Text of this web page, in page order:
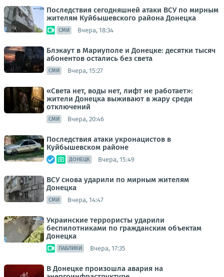
Последствия сегодняшней атаки ВСУ по мирным
жителям Куйбышевского района Донецка
СМИ Вчера, 18:34
Блэкаут в Мариуполе и Донецке: десятки тысяч
абонентов остались без света
СМИ Вчера, 15:27
«Света нет, воды нет, лифт не работает»:
жители Донецка выживают в жару среди
отключений
СМИ Вчера, 20:46
Последствия атаки укронацистов в
Куйбышевском районе
ДОНЕЦК Вчера, 15:49
ВСУ снова ударили по мирным жителям
Донецка
СМИ Вчера, 14:47
Украинские террористы ударили
беспилотниками по гражданским объектам
Донецка
ПАБЛИКИ Вчера, 17:35
В Донецке произошла авария на